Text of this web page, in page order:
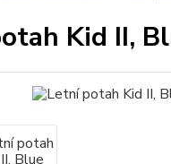
Kid II,